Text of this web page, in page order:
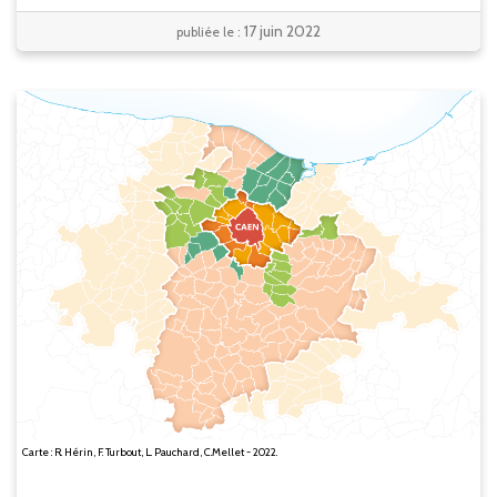
publiée le : 17 juin 2022
Carte : R. Hérin, F. Turbout, L. Pauchard, C.Mellet - 2022.